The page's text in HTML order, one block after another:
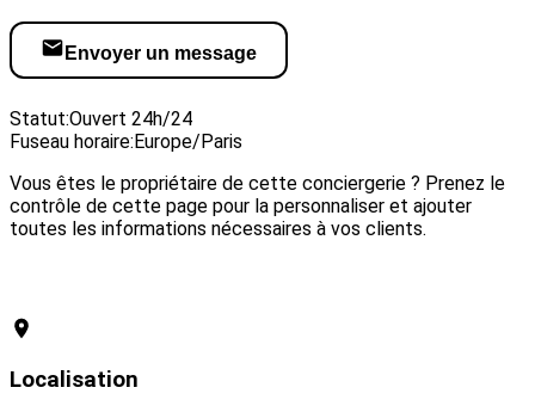
Envoyer un message
Statut:Ouvert 24h/24
Fuseau horaire:Europe/Paris
Vous êtes le propriétaire de cette conciergerie ? Prenez le
contrôle de cette page pour la personnaliser et ajouter
toutes les informations nécessaires à vos clients.
Localisation